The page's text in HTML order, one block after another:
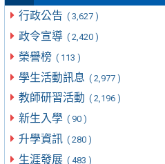
行政公告 ( 3,627 )
政令宣導 ( 2,420 )
榮譽榜 ( 113 )
學生活動訊息 ( 2,977 )
教師研習活動 ( 2,196 )
新生入學 ( 90 )
升學資訊 ( 280 )
生涯發展 ( 483 )